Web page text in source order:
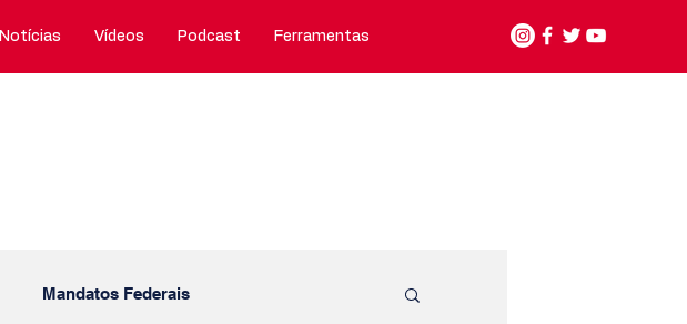
Notícias Vídeos Podcast Ferramentas Nosso jeito de fazer Contato
Mandatos Federais